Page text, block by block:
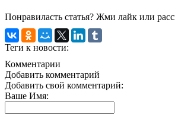
Понравиласть статья? Жми лайк или
Теги к новости:
Комментарии
Добавить комментарий
Добавить свой комментарий:
Ваше Имя: